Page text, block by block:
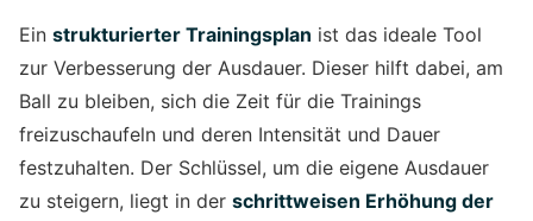
Ein strukturierter Trainingsplan ist das ideale Tool
zur Verbesserung der Ausdauer. Dieser hilft dabei, am
Ball zu bleiben, sich die Zeit für die Trainings
freizuschaufeln und deren Intensität und Dauer
festzuhalten. Der Schlüssel, um die eigene Ausdauer
zu steigern, liegt in der schrittweisen Erhöhung der